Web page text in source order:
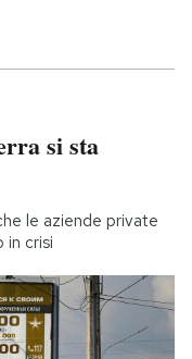
si sta
le aziende private
in crisi